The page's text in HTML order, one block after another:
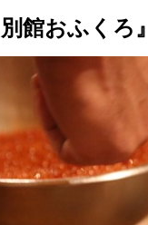
館おふくろ